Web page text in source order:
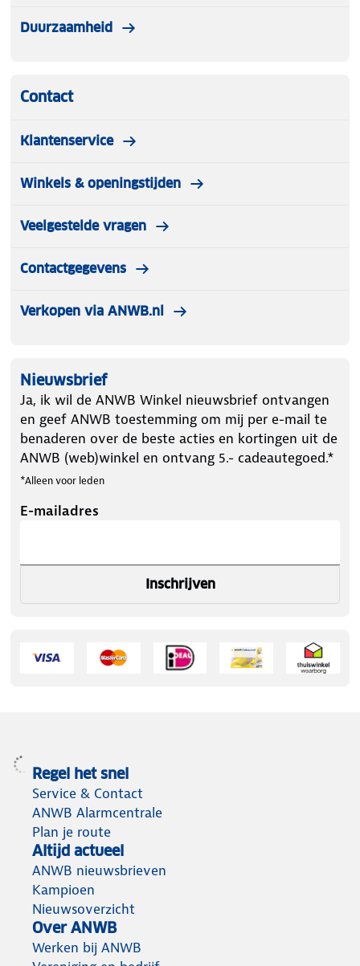
Duurzaamheid
Contact
Klantenservice
Winkels & openingstijden
Veelgestelde vragen
Contactgegevens
Verkopen via ANWB.nl
Nieuwsbrief
Ja, ik wil de ANWB Winkel nieuwsbrief ontvangen
en geef ANWB toestemming om mij per e-mail te
benaderen over de beste acties en kortingen uit de
ANWB (web)winkel en ontvang 5.- cadeautegoed.*
*Alleen voor leden
E-mailadres
Inschrijven
Regel het snel
Service & Contact
ANWB Alarmcentrale
Plan je route
Altijd actueel
ANWB nieuwsbrieven
Kampioen
Nieuwsoverzicht
Over ANWB
Werken bij ANWB